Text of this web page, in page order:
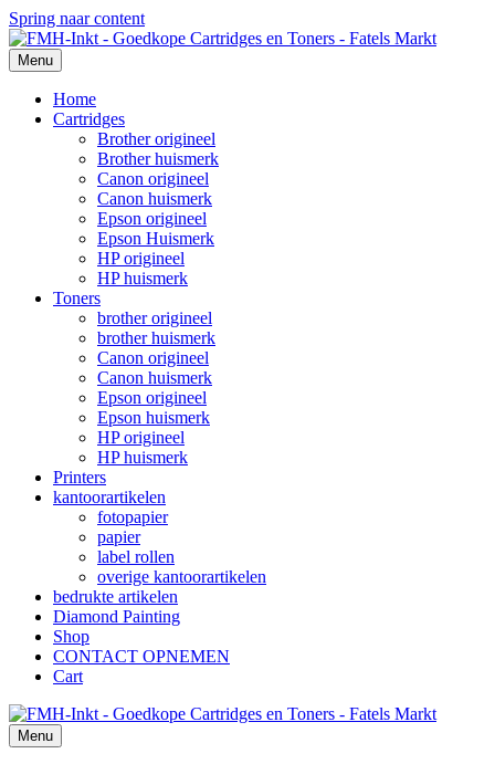
Spring naar content
Menu
Home
Cartridges
Brother origineel
Brother huismerk
Canon origineel
Canon huismerk
Epson origineel
Epson Huismerk
HP origineel
HP huismerk
Toners
brother origineel
brother huismerk
Canon origineel
Canon huismerk
Epson origineel
Epson huismerk
HP origineel
HP huismerk
Printers
kantoorartikelen
fotopapier
papier
label rollen
overige kantoorartikelen
bedrukte artikelen
Diamond Painting
Shop
CONTACT OPNEMEN
Cart
Menu